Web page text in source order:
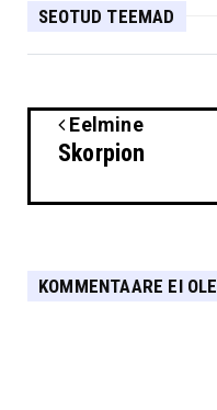
SEOTUD TEEMAD
Eelmine
Skorpion
KOMMENTAARE EI OLE